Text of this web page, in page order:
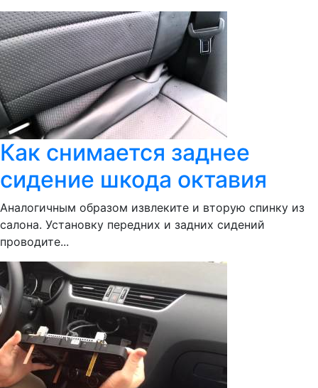
Как снимается заднее
сидение шкода октавия
Аналогичным образом извлеките и вторую спинку из
салона. Установку передних и задних сидений
проводите...